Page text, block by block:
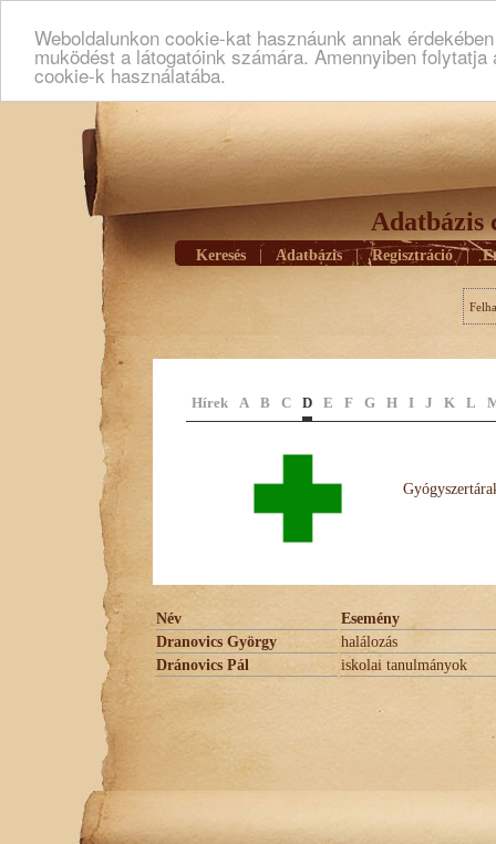
Weboldalunkon cookie-kat hasznáunk annak
muködést a látogatóink számára. Amennyiben
cookie-k használatába.
Adatbázis
Keresés Adatbázis | Regisztráció |
Hírek A B C D E F G H I J K L
Név
Esemény
Dranovics György
halálozás
Dránovics Pál
iskolai tanulmányok